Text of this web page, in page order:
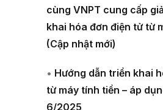
cùng VNPT cung cấp
khai hóa đơn điện tử từ
(Cập nhật mới)
• Hướng dẫn triển khai
từ máy tính tiền – áp
6/2025